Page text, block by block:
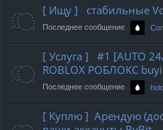
[ Ищу ] стабильные
Последнее сообщение
[ Услуга ] #1 [AUTO
ROBLOX РОБЛОКС
Последнее сообщение
[ Куплю ] Арендую